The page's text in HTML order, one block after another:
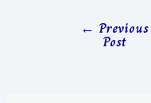
← Previous
Post